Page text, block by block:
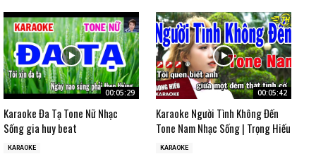
00:05:29
Karaoke Đa Tạ Tone Nữ Nhạc
Sống gia huy beat
KARAOKE
00:05:42
Karaoke Người Tình Không Đến
Tone Nam Nhạc Sống | Trọng Hiếu
KARAOKE